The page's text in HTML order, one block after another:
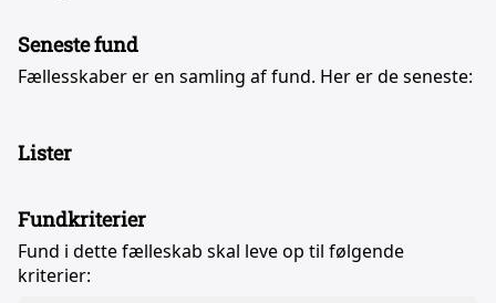
Seneste fund
Fællesskaber er en samling af fund. Her er de seneste:
Lister
Fundkriterier
Fund i dette fælleskab skal leve op til følgende
kriterier: